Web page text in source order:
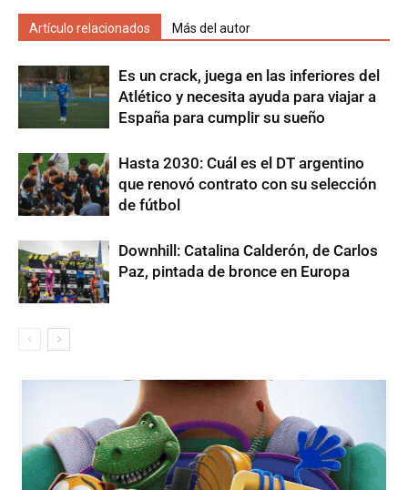
Artículo relacionados Más del autor
Es un crack, juega en las inferiores del
Atlético y necesita ayuda para viajar a
España para cumplir su sueño
Hasta 2030: Cuál es el DT argentino
que renovó contrato con su selección
de fútbol
Downhill: Catalina Calderón, de Carlos
Paz, pintada de bronce en Europa